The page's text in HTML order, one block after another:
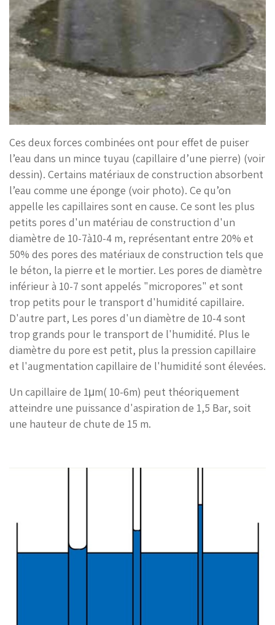
Ces deux forces combinées ont pour effet de puiser
l’eau dans un mince tuyau (capillaire d’une pierre) (voir
dessin). Certains matériaux de construction absorbent
l’eau comme une éponge (voir photo). Ce qu’on
appelle les capillaires sont en cause. Ce sont les plus
petits pores d'un matériau de construction d'un
diamètre de 10-7à10-4 m, représentant entre 20% et
50% des pores des matériaux de construction tels que
le béton, la pierre et le mortier. Les pores de diamètre
inférieur à 10-7 sont appelés "micropores" et sont
trop petits pour le transport d'humidité capillaire.
D'autre part, Les pores d'un diamètre de 10-4 sont
trop grands pour le transport de l'humidité. Plus le
diamètre du pore est petit, plus la pression capillaire
et l'augmentation capillaire de l'humidité sont élevées.
Un capillaire de 1μm( 10-6m) peut théoriquement
atteindre une puissance d'aspiration de 1,5 Bar, soit
une hauteur de chute de 15 m.